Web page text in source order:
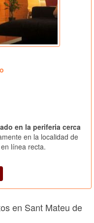
en la periferia cerca
en la localidad de
línea recta.
en Sant Mateu de